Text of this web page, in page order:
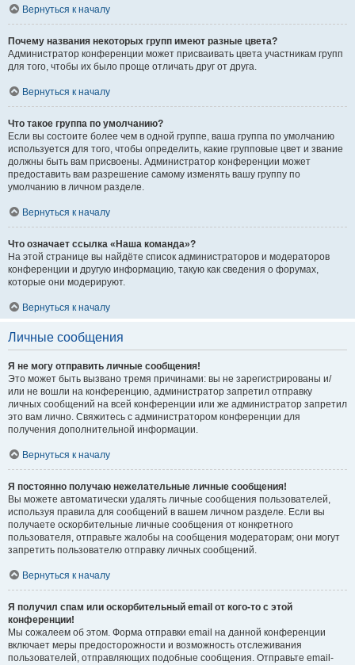
Вернуться к началу
Почему названия некоторых групп имеют разные цвета?
Администратор конференции может присваивать цвета участникам групп
для того, чтобы их было проще отличать друг от друга.
Вернуться к началу
Что такое группа по умолчанию?
Если вы состоите более чем в одной группе, ваша группа по умолчанию
используется для того, чтобы определить, какие групповые цвет и звание
должны быть вам присвоены. Администратор конференции может
предоставить вам разрешение самому изменять вашу группу по
умолчанию в личном разделе.
Вернуться к началу
Что означает ссылка «Наша команда»?
На этой странице вы найдёте список администраторов и модераторов
конференции и другую информацию, такую как сведения о форумах,
которые они модерируют.
Вернуться к началу
Личные сообщения
Я не могу отправить личные сообщения!
Это может быть вызвано тремя причинами: вы не зарегистрированы и/
или не вошли на конференцию, администратор запретил отправку
личных сообщений на всей конференции или же администратор запретил
это вам лично. Свяжитесь с администратором конференции для
получения дополнительной информации.
Вернуться к началу
Я постоянно получаю нежелательные личные сообщения!
Вы можете автоматически удалять личные сообщения пользователей,
используя правила для сообщений в вашем личном разделе. Если вы
получаете оскорбительные личные сообщения от конкретного
пользователя, отправьте жалобы на сообщения модераторам; они могут
запретить пользователю отправку личных сообщений.
Вернуться к началу
Я получил спам или оскорбительный email от кого-то с этой
конференции!
Мы сожалеем об этом. Форма отправки email на данной конференции
включает меры предосторожности и возможность отслеживания
пользователей, отправляющих подобные сообщения. Отправьте email-